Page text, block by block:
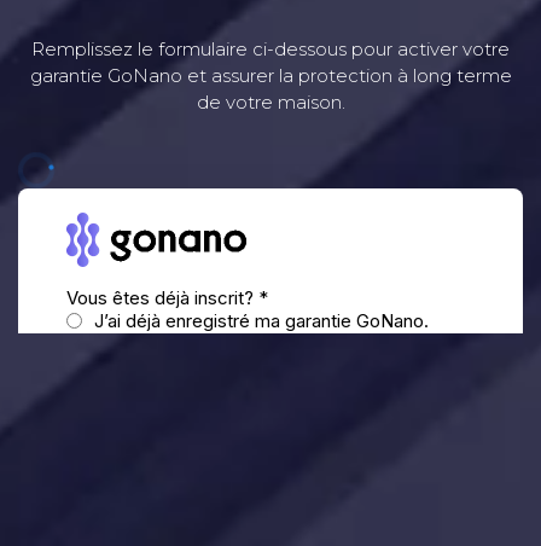
Remplissez le formulaire ci-dessous pour activer votre
garantie GoNano et assurer la protection à long terme
de votre maison.